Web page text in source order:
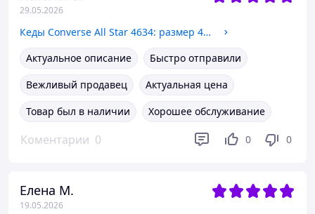
29.05.2026
Кеды Converse All Star 4634: размер 43, белый (маломерки 26,5см)
Актуальное описание
Быстро отправили
Вежливый продавец
Актуальная цена
Товар был в наличии
Хорошее обслуживание
Коментарии 0 0 0
Елена М.
19.05.2026